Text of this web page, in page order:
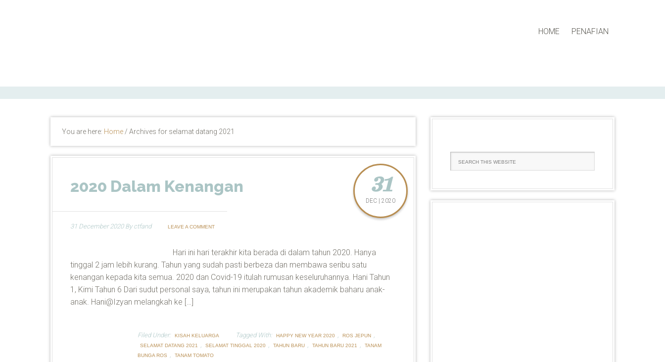
HOME PENAFIAN
You are here: Home / Archives for selamat datang 2021
2020 Dalam Kenangan 31
DEC | 2020
31 December 2020Byctfand LEAVE A COMMENT
Hari ini hari terakhir kita berada di dalam tahun 2020. Hanya
tinggal 2 jam lebih kurang. Tahun yang sudah pasti berbeza dan membawa seribu satu
kenangan kepada kita semua. 2020 dan Covid-19 itulah rumusan keseluruhannya. Hani Tahun
1, Kimi Tahun 6 Dari sudut personal saya, tahun ini merupakan tahun akademik baharu anak-
anak. Hani@Izyan melangkah ke […]
Filed Under: KISAH KELUARGA Tagged With: HAPPY NEW YEAR 2020 , ROS JEPUN ,
SELAMAT DATANG 2021 , SELAMAT TINGGAL 2020 , TAHUN BARU , TAHUN BARU 2021 ,
TANAM
BUNGA ROS
, TANAM TOMATO